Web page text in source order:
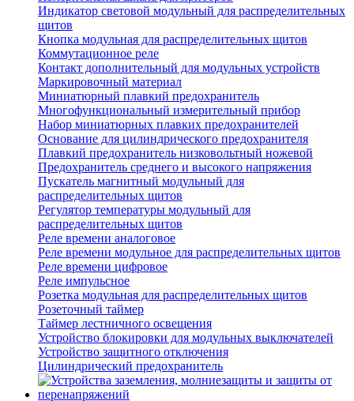
Индикатор световой модульный для распределительных
щитов
Кнопка модульная для распределительных щитов
Коммутационное реле
Контакт дополнительный для модульных устройств
Маркировочный материал
Миниатюрный плавкий предохранитель
Многофункциональный измерительный прибор
Набор миниатюрных плавких предохранителей
Основание для цилиндрического предохранителя
Плавкий предохранитель низковольтный ножевой
Предохранитель среднего и высокого напряжения
Пускатель магнитный модульный для
распределительных щитов
Регулятор температуры модульный для
распределительных щитов
Реле времени аналоговое
Реле времени модульное для распределительных щитов
Реле времени цифровое
Реле импульсное
Розетка модульная для распределительных щитов
Розеточный таймер
Таймер лестничного освещения
Устройство блокировки для модульных выключателей
Устройство защитного отключения
Цилиндрический предохранитель